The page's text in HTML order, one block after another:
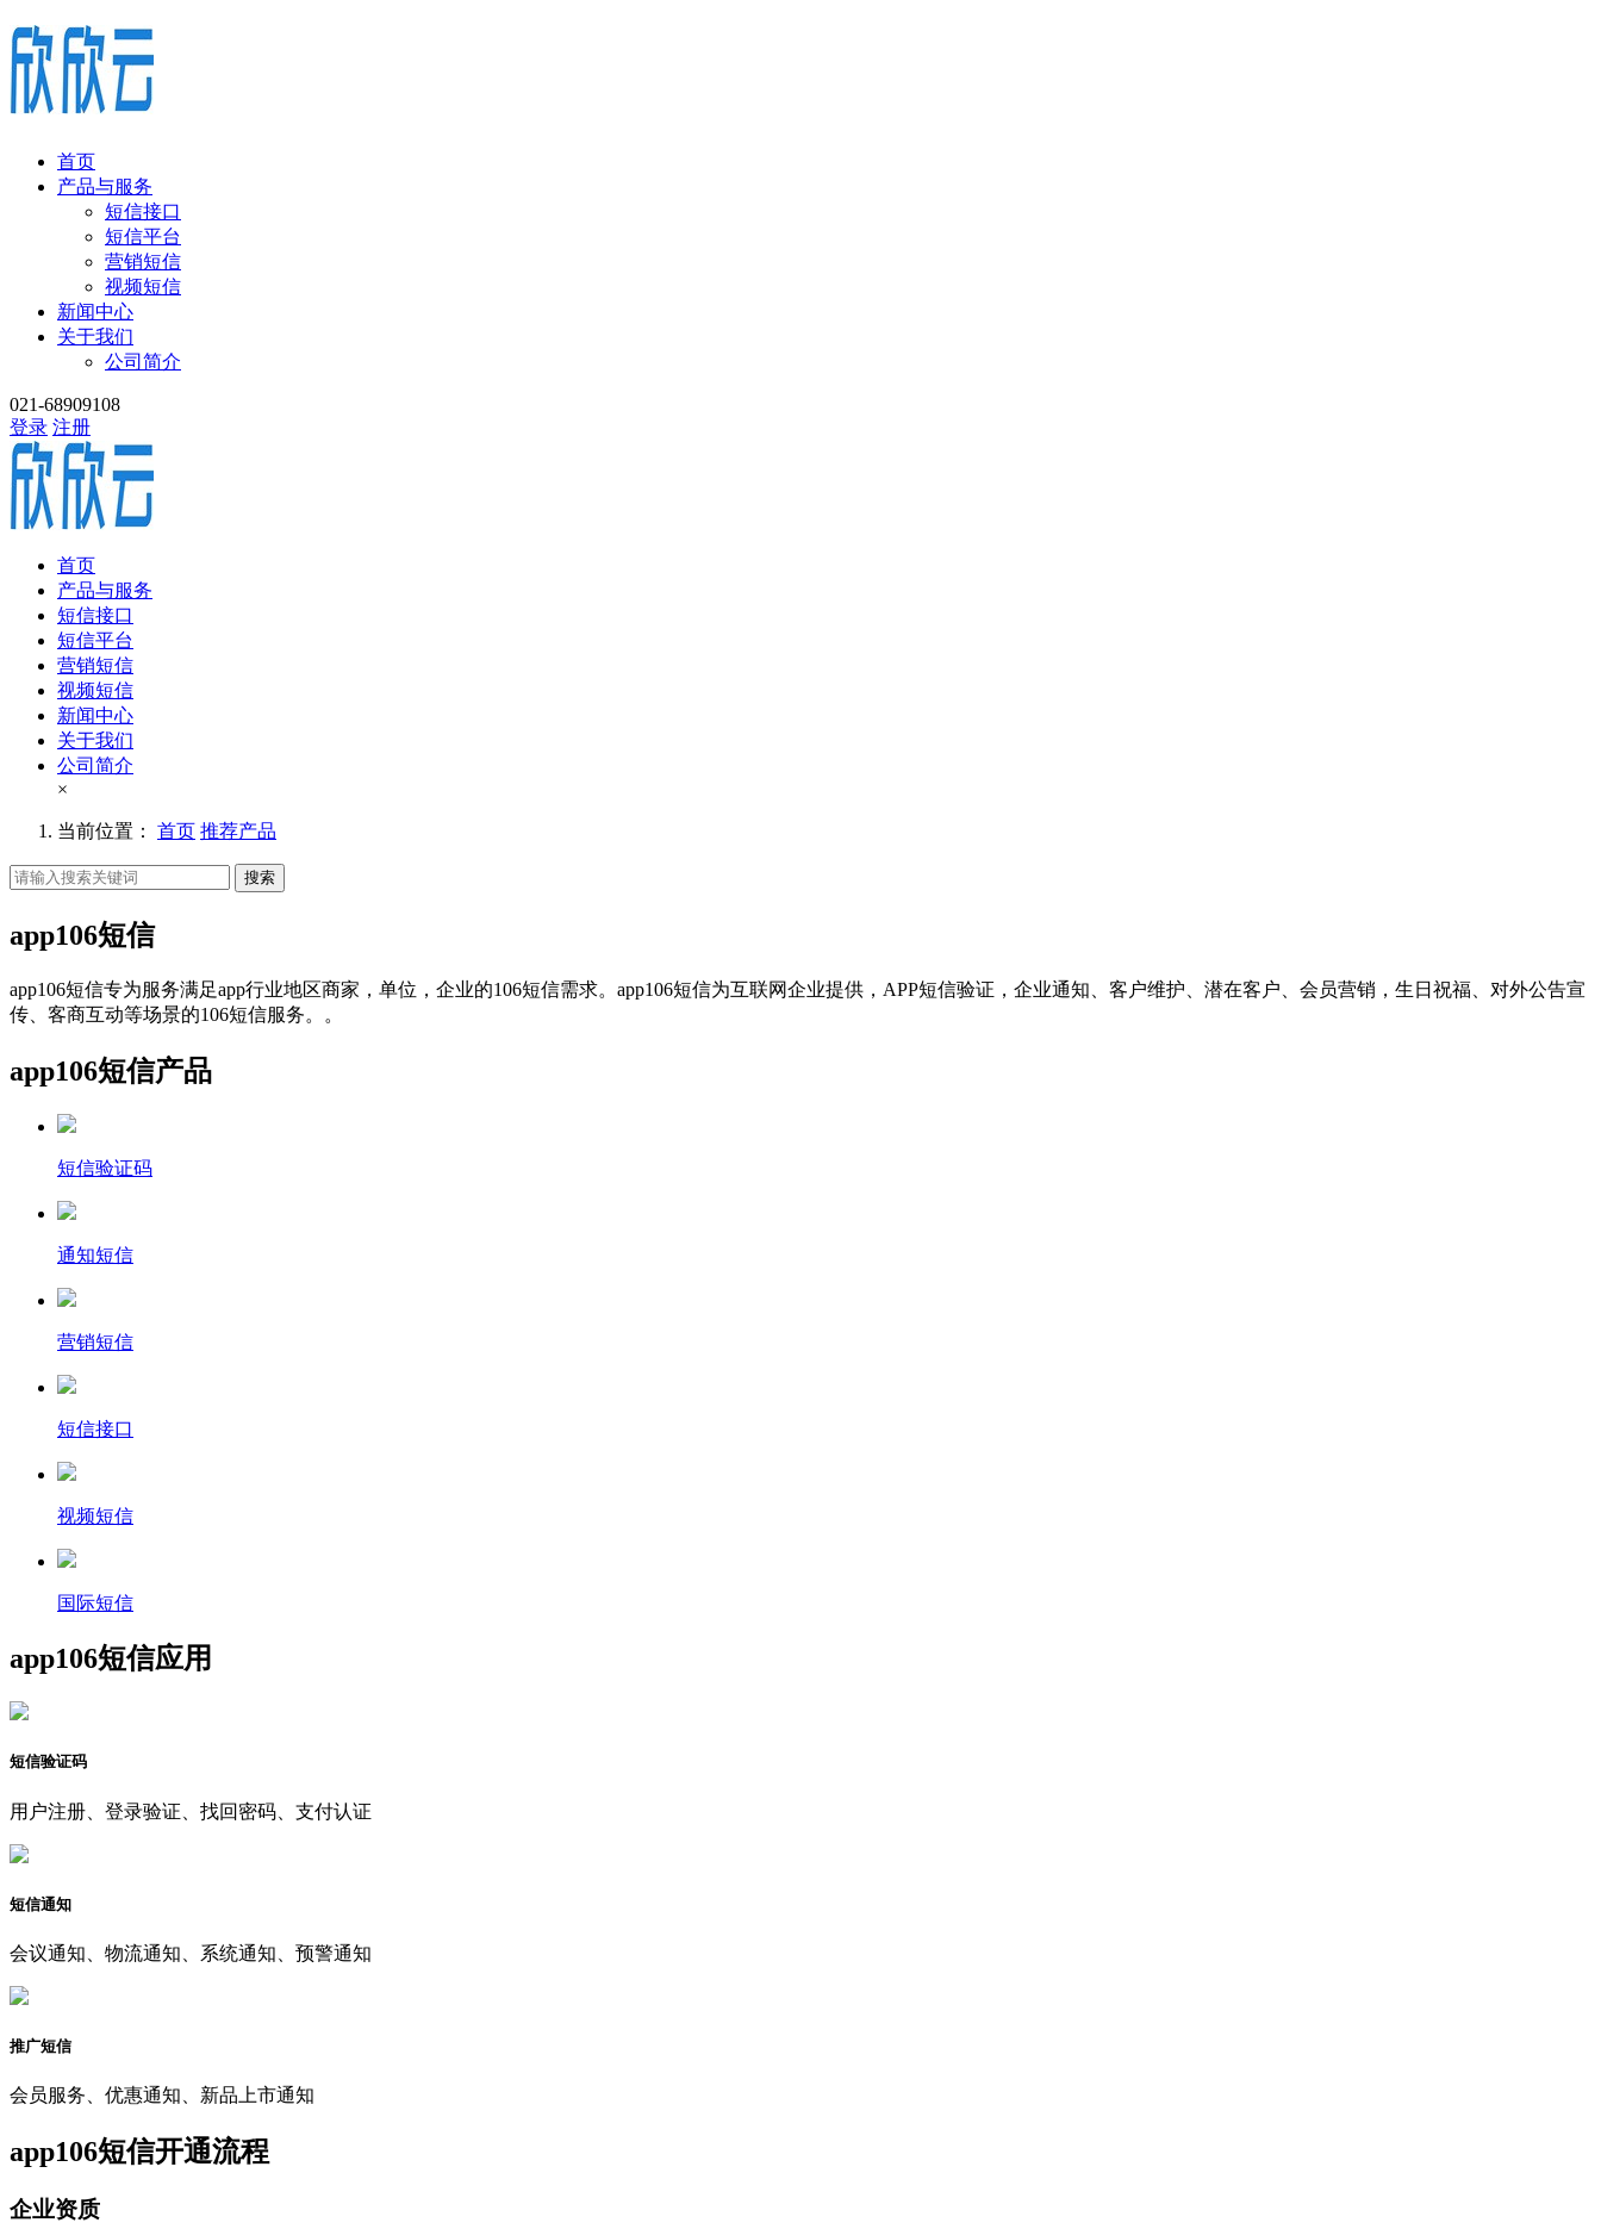
首页
产品与服务
短信接口
短信平台
营销短信
视频短信
新闻中心
关于我们
公司简介
021-68909108
登录 注册
首页
产品与服务
短信接口
短信平台
营销短信
视频短信
新闻中心
关于我们
公司简介
×
当前位置： 首页 推荐产品
搜索
app106短信
app106短信专为服务满足app行业地区商家，单位，企业的106短信需求。app106短信为互联网企业提供，APP短信验证，企业通知、客户维护、潜在客户、会员营销，生日祝福、对外公告宣
传、客商互动等场景的106短信服务。。
app106短信产品
短信验证码
通知短信
营销短信
短信接口
视频短信
国际短信
app106短信应用
短信验证码
用户注册、登录验证、找回密码、支付认证
短信通知
会议通知、物流通知、系统通知、预警通知
推广短信
会员服务、优惠通知、新品上市通知
app106短信开通流程
企业资质